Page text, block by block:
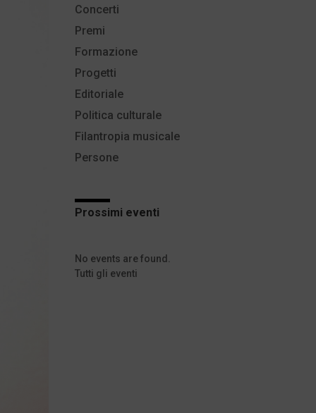
Editoriale
Persone
Progetti
Premi
Politica culturale
Filantropia musicale
Formazione
Concerti
Prossimi eventi
No events are found.
Tutti gli eventi